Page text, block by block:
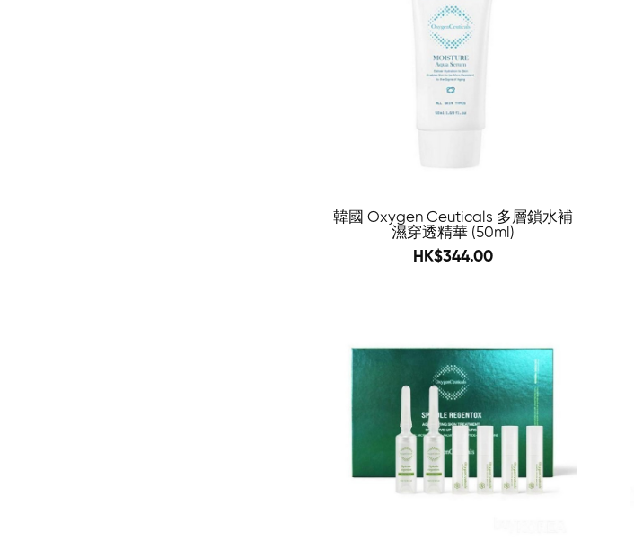
韓國 Oxygen Ceuticals 多層鎖水補
濕穿透精華 (50ml)
580
HK$344.00